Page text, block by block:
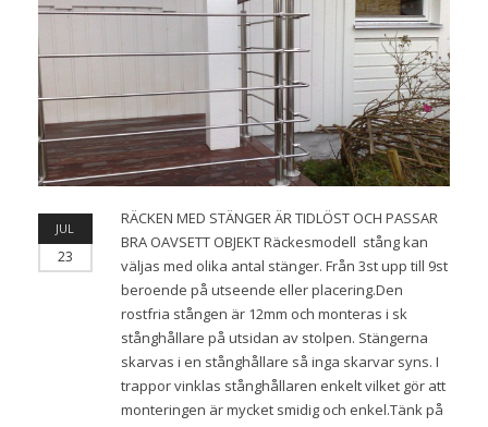
JUL
23
RÄCKEN MED STÄNGER ÄR TIDLÖST OCH PASSAR
BRA OAVSETT OBJEKT Räckesmodell stång kan
väljas med olika antal stänger. Från 3st upp till 9st
beroende på utseende eller placering.Den
rostfria stången är 12mm och monteras i sk
stånghållare på utsidan av stolpen. Stängerna
skarvas i en stånghållare så inga skarvar syns. I
trappor vinklas stånghållaren enkelt vilket gör att
monteringen är mycket smidig och enkel.Tänk på